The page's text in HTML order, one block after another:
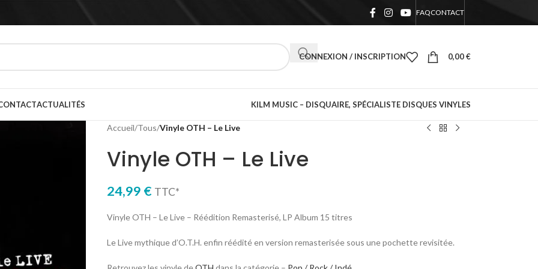
FAQCONTACT
CONNEXION / INSCRIPTION 0,00€
ACTUALITÉS KILM MUSIC – DISQUAIRE, SPÉCIALISTE DISQUES VINYLES
Accueil/Tous/Vinyle OTH – Le Live
Vinyle OTH – Le Live
24,99 € TTC*
Vinyle OTH – Le Live – Réédition Remasterisé, LP Album 15 titres
Le Live mythique d’O.T.H. enfin réédité en version remasterisée sous une pochette revisitée.